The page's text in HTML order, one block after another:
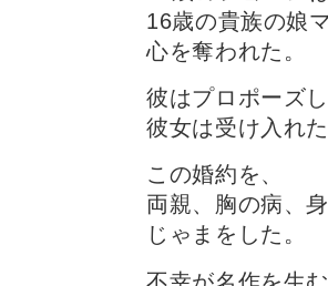
16歳の貴族の娘
心を奪われた。
彼はプロポーズ
彼女は受け入れ
この婚約を、
両親、胸の病、
じゃまをした。